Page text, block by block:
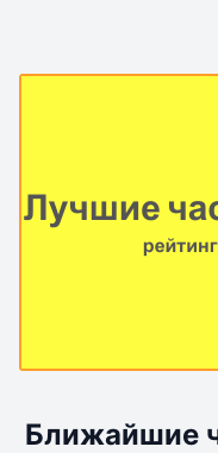
Ближайшие